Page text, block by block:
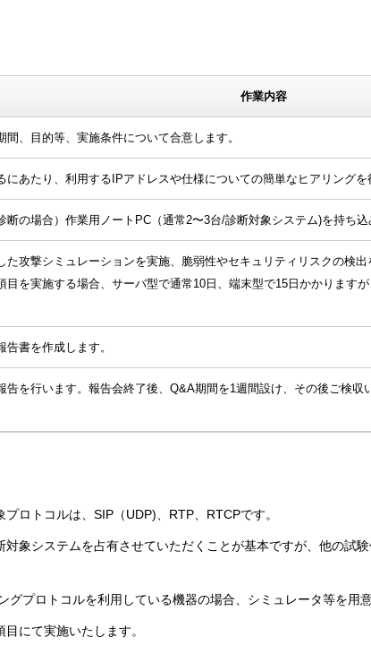
作業内容
間、目的等、実施条件について合意します。
にあたり、利用するIPアドレスや仕様についての簡単なヒアリングを
断の場合）作業用ノートPC（通常2〜3台/診断対象システム)を持ち
た攻撃シミュレーションを実施、脆弱性やセキュリティリスクの検出
目を実施する場合、サーバ型で通常10日、端末型で15日かかります
告書を作成します。
告を行います。報告会終了後、Q&A期間を1週間設け、その後ご検収
ロトコルは、SIP（UDP)、RTP、RTCPです。
象システムを占有させていただくことが基本ですが、他の試
グプロトコルを利用している機器の場合、シミュレータ等を用
にて実施いたします。